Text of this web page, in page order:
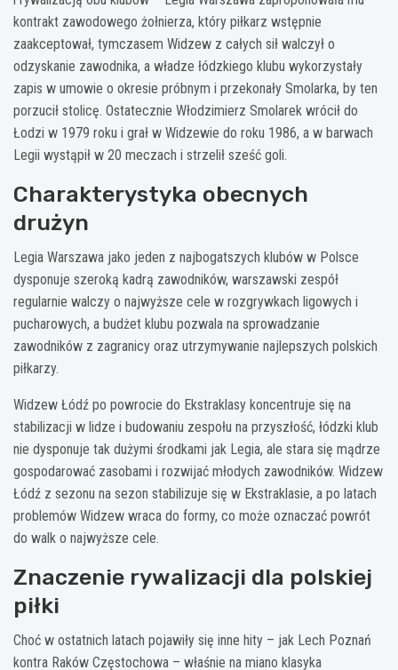
kontrakt zawodowego żołnierza, który piłkarz wstępnie
zaakceptował, tymczasem Widzew z całych sił walczył o
odzyskanie zawodnika, a władze łódzkiego klubu wykorzystały
zapis w umowie o okresie próbnym i przekonały Smolarka, by ten
porzucił stolicę. Ostatecznie Włodzimierz Smolarek wrócił do
Łodzi w 1979 roku i grał w Widzewie do roku 1986, a w barwach
Legii wystąpił w 20 meczach i strzelił sześć goli.
Charakterystyka obecnych
drużyn
Legia Warszawa jako jeden z najbogatszych klubów w Polsce
dysponuje szeroką kadrą zawodników, warszawski zespół
regularnie walczy o najwyższe cele w rozgrywkach ligowych i
pucharowych, a budżet klubu pozwala na sprowadzanie
zawodników z zagranicy oraz utrzymywanie najlepszych polskich
piłkarzy.
Widzew Łódź po powrocie do Ekstraklasy koncentruje się na
stabilizacji w lidze i budowaniu zespołu na przyszłość, łódzki klub
nie dysponuje tak dużymi środkami jak Legia, ale stara się mądrze
gospodarować zasobami i rozwijać młodych zawodników. Widzew
Łódź z sezonu na sezon stabilizuje się w Ekstraklasie, a po latach
problemów Widzew wraca do formy, co może oznaczać powrót
do walk o najwyższe cele.
Znaczenie rywalizacji dla polskiej
piłki
Choć w ostatnich latach pojawiły się inne hity – jak Lech Poznań
kontra Raków Częstochowa – właśnie na miano klasyka